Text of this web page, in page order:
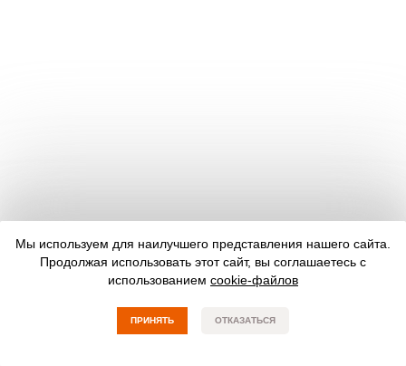
Мы используем для наилучшего представления нашего сайта.
Продолжая использовать этот сайт, вы соглашаетесь с
использованием cookie-файлов
ПРИНЯТЬ ОТКАЗАТЬСЯ